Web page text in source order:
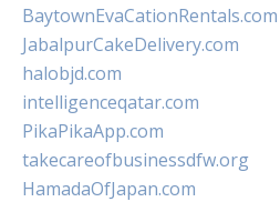
BaytownEvaCationRentals.com
JabalpurCakeDelivery.com
halobjd.com
intelligenceqatar.com
PikaPikaApp.com
takecareofbusinessdfw.org
HamadaOfJapan.com